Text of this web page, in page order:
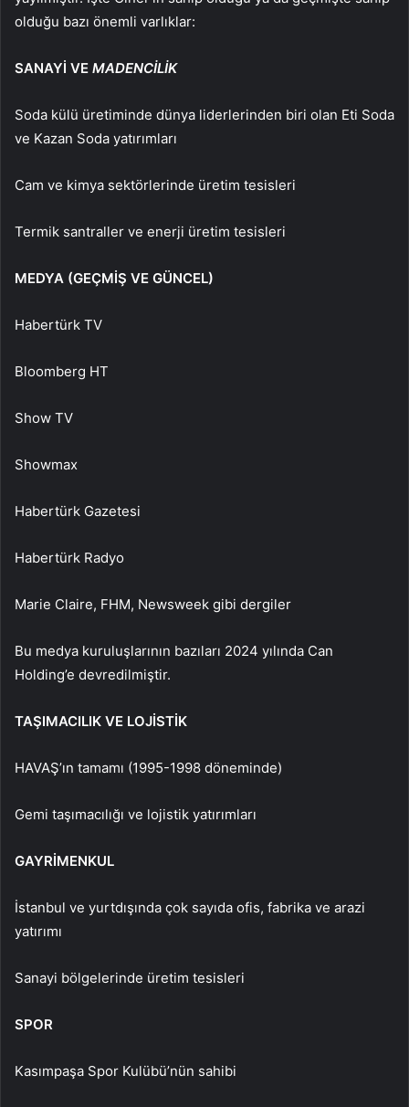
olduğu bazı önemli varlıklar:
SANAYİ VE MADENCİLİK
Soda külü üretiminde dünya liderlerinden biri olan Eti Soda
ve Kazan Soda yatırımları
Cam ve kimya sektörlerinde üretim tesisleri
Termik santraller ve enerji üretim tesisleri
MEDYA (GEÇMİŞ VE GÜNCEL)
Habertürk TV
Bloomberg HT
Show TV
Showmax
Habertürk Gazetesi
Habertürk Radyo
Marie Claire, FHM, Newsweek gibi dergiler
Bu medya kuruluşlarının bazıları 2024 yılında Can
Holding’e devredilmiştir.
TAŞIMACILIK VE LOJİSTİK
HAVAŞ’ın tamamı (1995-1998 döneminde)
Gemi taşımacılığı ve lojistik yatırımları
GAYRİMENKUL
İstanbul ve yurtdışında çok sayıda ofis, fabrika ve arazi
yatırımı
Sanayi bölgelerinde üretim tesisleri
SPOR
Kasımpaşa Spor Kulübü’nün sahibi